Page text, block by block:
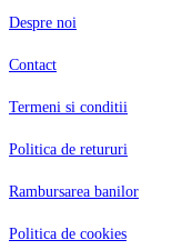
Despre noi
Contact
Termeni si conditii
Politica de retururi
Rambursarea banilor
Politica de cookies